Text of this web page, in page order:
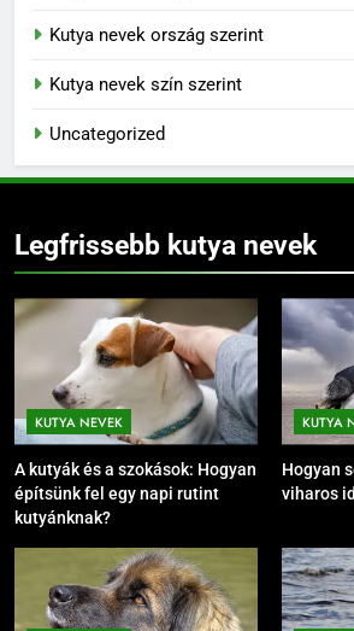
Kutya nevek ország szerint
Kutya nevek szín szerint
Uncategorized
Legfrissebb kutya nevek
KUTYA NEVEK
A kutyák és a szokások: Hogyan
építsünk fel egy napi rutint
kutyánknak?
KUTYA
Hogyan
viharos